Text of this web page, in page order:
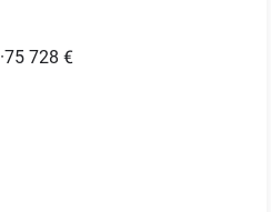
·75 728 €